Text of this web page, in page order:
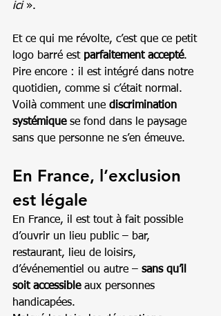
ici ».
Et ce qui me révolte, c’est que ce petit
logo barré est parfaitement accepté.
Pire encore : il est intégré dans notre
quotidien, comme si c’était normal.
Voilà comment une discrimination
systémique se fond dans le paysage
sans que personne ne s’en émeuve.
En France, l’exclusion
est légale
En France, il est tout à fait possible
d’ouvrir un lieu public – bar,
restaurant, lieu de loisirs,
d’événementiel ou autre – sans qu’il
soit accessible aux personnes
handicapées.